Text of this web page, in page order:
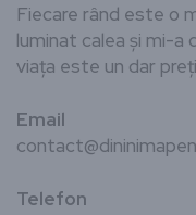
Fiecare rând este o
luminat calea și mi-a
viața este un dar
Email
Telefon